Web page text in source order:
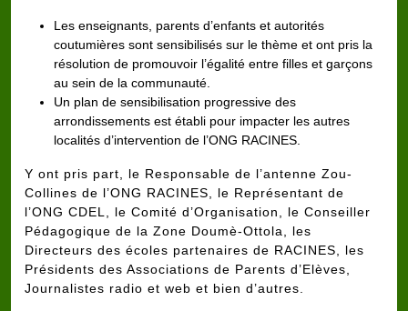
Les enseignants, parents d’enfants et autorités
coutumières sont sensibilisés sur le thème et ont pris la
résolution de promouvoir l’égalité entre filles et garçons
au sein de la communauté.
Un plan de sensibilisation progressive des
arrondissements est établi pour impacter les autres
localités d’intervention de l’ONG RACINES.
Y ont pris part, le Responsable de l’antenne Zou-
Collines de l’ONG RACINES, le Représentant de
l’ONG CDEL, le Comité d’Organisation, le Conseiller
Pédagogique de la Zone Doumè-Ottola, les
Directeurs des écoles partenaires de RACINES, les
Présidents des Associations de Parents d’Elèves,
Journalistes radio et web et bien d’autres.